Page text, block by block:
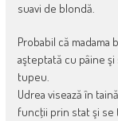
suavi de blondă.
Probabil că
aşteptată cu pâine
tupeu.
Udrea visează în
funcţii prin stat şi se